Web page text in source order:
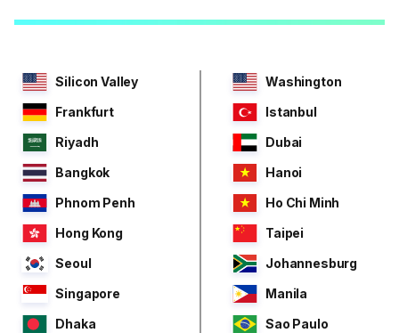
Silicon Valley
Washington
Frankfurt
Istanbul
Riyadh
Dubai
Bangkok
Hanoi
Phnom Penh
Ho Chi Minh
Hong Kong
Taipei
Seoul
Johannesburg
Singapore
Manila
Dhaka
Sao Paulo